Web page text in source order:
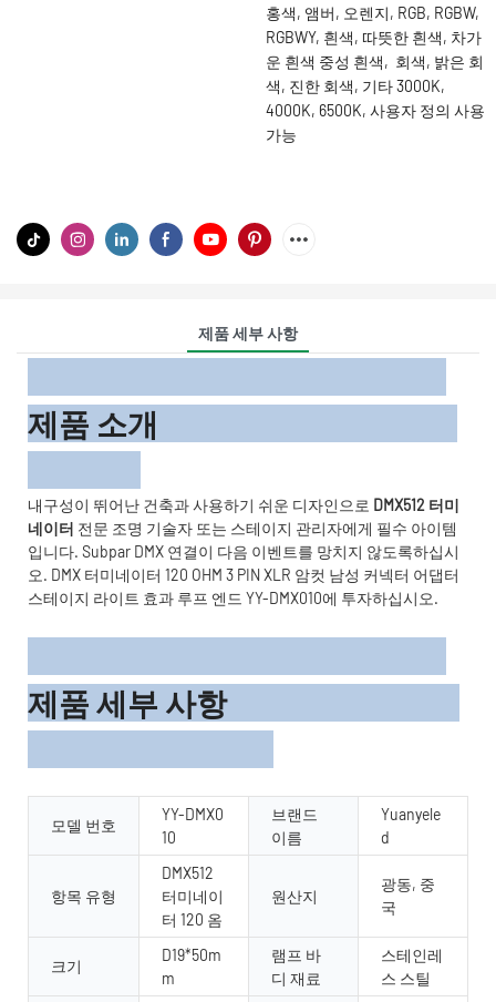
홍색, 앰버, 오렌지, RGB, RGBW,
RGBWY, 흰색, 따뜻한 흰색, 차가
운 흰색 중성 흰색, 회색, 밝은 회
색, 진한 회색, 기타 3000K,
4000K, 6500K, 사용자 정의 사용
가능
제품 세부 사항
제품 소개
내구성이 뛰어난 건축과 사용하기 쉬운 디자인으로 DMX512 터미
네이터 전문 조명 기술자 또는 스테이지 관리자에게 필수 아이템
입니다. Subpar DMX 연결이 다음 이벤트를 망치지 않도록하십시
오. DMX 터미네이터 120 OHM 3 PIN XLR 암컷 남성 커넥터 어댑터
스테이지 라이트 효과 루프 엔드 YY-DMX010에 투자하십시오.
제품 세부 사항
모델 번호
YY-DMX0
10
브랜드
이름
Yuanyele
d
항목 유형
DMX512
터미네이
터 120 옴
원산지
광동, 중
국
크기
D19*50m
m
램프 바
디 재료
스테인레
스 스틸